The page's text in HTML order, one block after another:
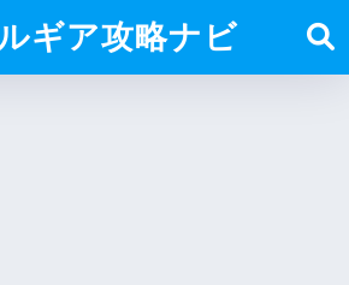
ギア攻略ナビ